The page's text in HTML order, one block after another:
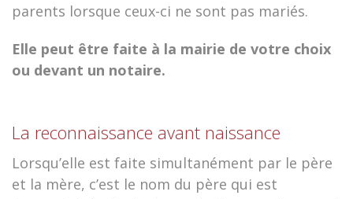
parents lorsque ceux-ci ne sont pas mariés.
Elle peut être faite à la mairie de votre choix
ou devant un notaire.
La reconnaissance avant naissance
Lorsqu’elle est faite simultanément par le père
et la mère, c’est le nom du père qui est